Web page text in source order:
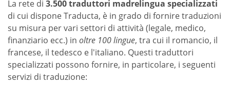
La rete di 3.500 traduttori madrelingua specializzati
di cui dispone Traducta, è in grado di fornire traduzioni
su misura per vari settori di attività (legale, medico,
finanziario ecc.) in oltre 100 lingue, tra cui il romancio, il
francese, il tedesco e l'italiano. Questi traduttori
specializzati possono fornire, in particolare, i seguenti
servizi di traduzione: